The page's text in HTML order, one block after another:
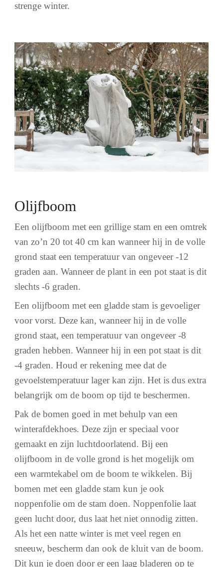
strenge winter.
Olijfboom
Een olijfboom met een grillige stam en een omtrek
van zo’n 20 tot 40 cm kan wanneer hij in de volle
grond staat een temperatuur van ongeveer -12
graden aan. Wanneer de plant in een pot staat is dit
slechts -6 graden.
Een olijfboom met een gladde stam is gevoeliger
voor vorst. Deze kan, wanneer hij in de volle
grond staat, een temperatuur van ongeveer -8
graden hebben. Wanneer hij in een pot staat is dit
-4 graden. Houd er rekening mee dat de
gevoelstemperatuur lager kan zijn. Het is dus extra
belangrijk om de boom op tijd te beschermen.
Pak de bomen goed in met behulp van een
winterafdekhoes. Deze zijn er speciaal voor
gemaakt en zijn luchtdoorlatend. Bij een
olijfboom in de volle grond is het mogelijk om
een warmtekabel om de boom te wikkelen. Bij
bomen met een gladde stam kun je ook
noppenfolie om de stam doen. Noppenfolie laat
geen lucht door, dus laat het niet onnodig zitten.
Als het een natte winter is met veel regen en
sneeuw, bescherm dan ook de kluit van de boom.
Dit kun je doen door er een laag bladeren op te